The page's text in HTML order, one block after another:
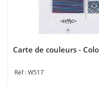
Carte de couleurs -
W517